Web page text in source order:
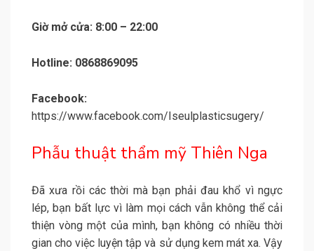
Giờ mở cửa: 8:00 – 22:00
Hotline: 0868869095
Facebook:
https://www.facebook.com/Iseulplasticsugery/
Phẫu thuật thẩm mỹ Thiên Nga
Đã xưa rồi các thời mà bạn phải đau khổ vì ngực
lép, bạn bất lực vì làm mọi cách vẫn không thể cải
thiện vòng một của mình, bạn không có nhiều thời
gian cho việc luyện tập và sử dụng kem mát xa. Vậy